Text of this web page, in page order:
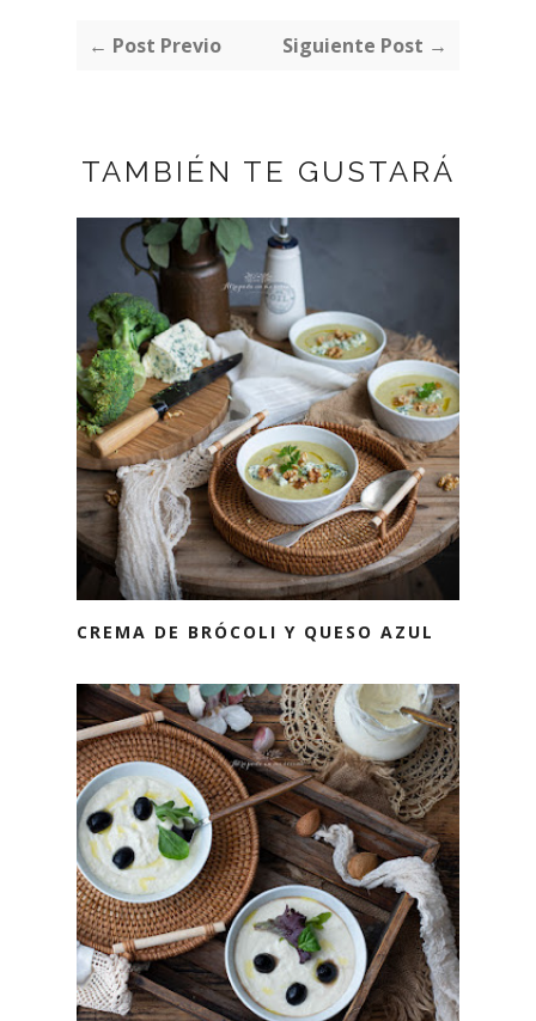
← Post Previo Siguiente Post →
TAMBIÉN TE GUSTARÁ
CREMA DE BRÓCOLI Y QUESO AZUL